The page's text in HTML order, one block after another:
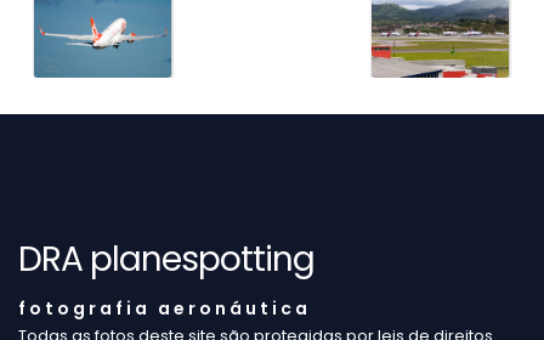
DRA planespotting
f o t o g r a f i a a e r o n á u t i c a